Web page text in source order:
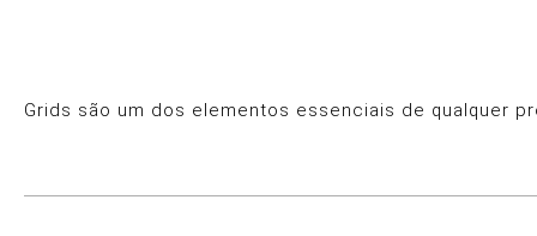
Grids são um dos elementos essenciais de qualquer